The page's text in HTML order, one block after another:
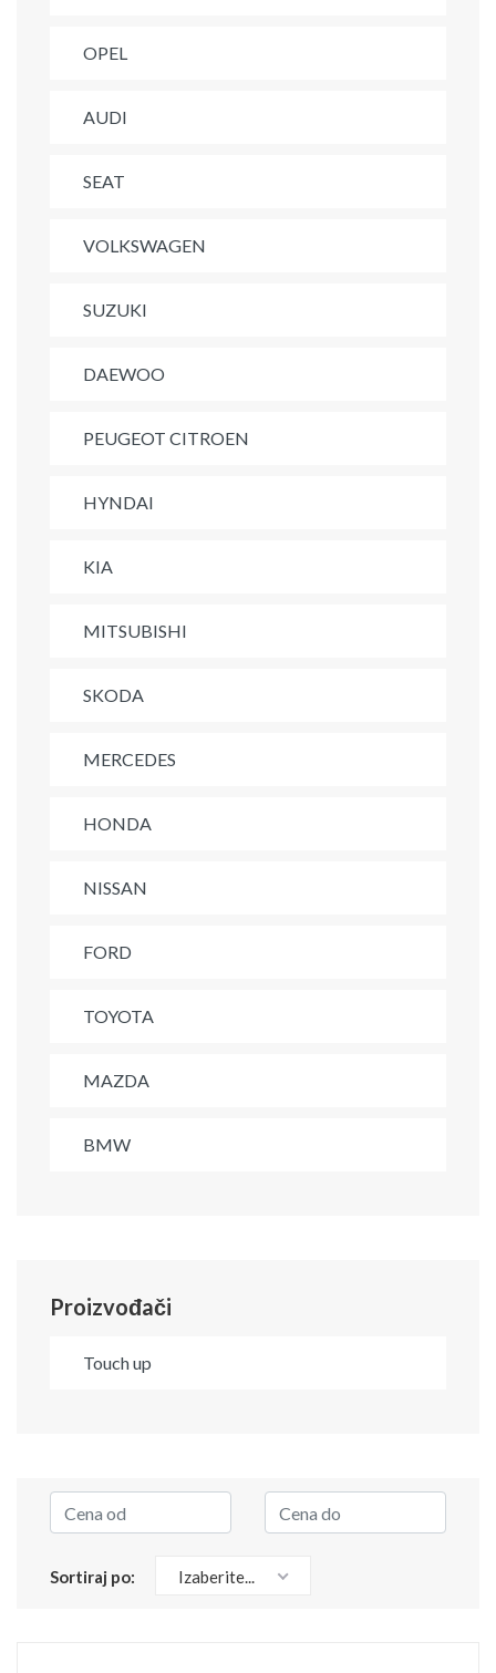
OPEL
AUDI
SEAT
VOLKSWAGEN
SUZUKI
DAEWOO
PEUGEOT CITROEN
HYNDAI
KIA
MITSUBISHI
SKODA
MERCEDES
HONDA
NISSAN
FORD
TOYOTA
MAZDA
BMW
Proizvođači
Touch up
Sortiraj po: Izaberite...